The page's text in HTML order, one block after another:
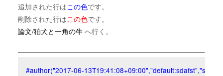
追加された行はこの色です。
削除された行はこの色です。
論文/狛犬と一角の牛へ行く。
#author("2017-06-